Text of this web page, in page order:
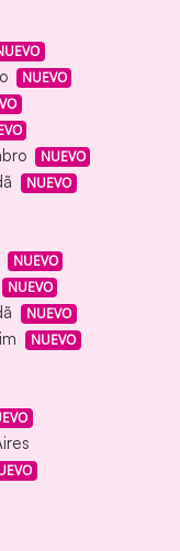
NUEVO
NUEVO
NUEVO
NUEVO
NUEVO
NUEVO
NUEVO